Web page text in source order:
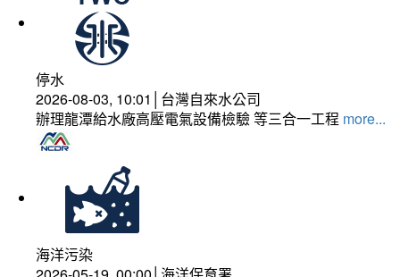
停水
2026-08-03, 10:01│台灣自來水公司
辦理龍潭給水廠高壓電氣設備檢驗 等三合一工程 more...
海洋污染